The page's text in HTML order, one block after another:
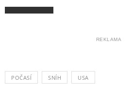
REKLAMA
POČASÍ SNÍH USA